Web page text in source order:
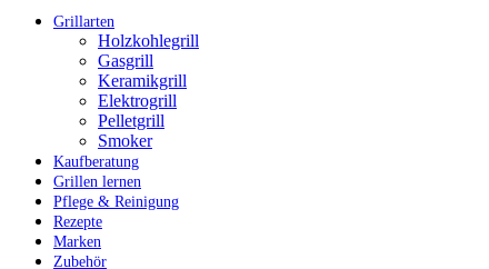
Grillarten
Holzkohlegrill
Gasgrill
Keramikgrill
Elektrogrill
Pelletgrill
Smoker
Kaufberatung
Grillen lernen
Pflege & Reinigung
Rezepte
Marken
Zubehör